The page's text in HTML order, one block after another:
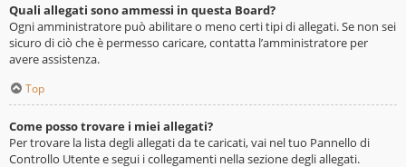
Quali allegati sono ammessi in questa Board?
Ogni amministratore può abilitare o meno certi tipi di allegati. Se non sei
sicuro di ciò che è permesso caricare, contatta l’amministratore per
avere assistenza.
Top
Come posso trovare i miei allegati?
Per trovare la lista degli allegati da te caricati, vai nel tuo Pannello di
Controllo Utente e segui i collegamenti nella sezione degli allegati.